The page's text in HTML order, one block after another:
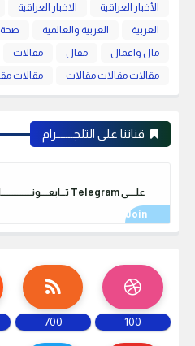
الأخبار العراقية
الاخبار العراقية
العربية
العربية والعالمية صحة
مال واعمال
مقال مقالات
مقالات مقالات مقالات
مقالات
قناتنا على التلجـــــــرام
علـــــى Telegram تـــابعـــــونـــــــــــــــــــا
100
700